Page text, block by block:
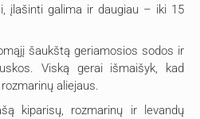
įlašinti galima ir daugiau – iki 15
šaukštą geriamosios sodos ir
Viską gerai išmaišyk, kad
aliejaus.
kiparisų, rozmarinų ir levandų